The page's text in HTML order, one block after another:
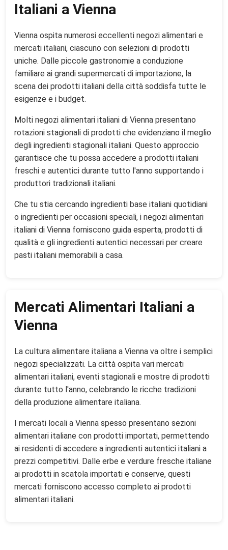
Italiani a Vienna
Vienna ospita numerosi eccellenti negozi alimentari e
mercati italiani, ciascuno con selezioni di prodotti
uniche. Dalle piccole gastronomie a conduzione
familiare ai grandi supermercati di importazione, la
scena dei prodotti italiani della città soddisfa tutte le
esigenze e i budget.
Molti negozi alimentari italiani di Vienna presentano
rotazioni stagionali di prodotti che evidenziano il meglio
degli ingredienti stagionali italiani. Questo approccio
garantisce che tu possa accedere a prodotti italiani
freschi e autentici durante tutto l'anno supportando i
produttori tradizionali italiani.
Che tu stia cercando ingredienti base italiani quotidiani
o ingredienti per occasioni speciali, i negozi alimentari
italiani di Vienna forniscono guida esperta, prodotti di
qualità e gli ingredienti autentici necessari per creare
pasti italiani memorabili a casa.
Mercati Alimentari Italiani a
Vienna
La cultura alimentare italiana a Vienna va oltre i semplici
negozi specializzati. La città ospita vari mercati
alimentari italiani, eventi stagionali e mostre di prodotti
durante tutto l'anno, celebrando le ricche tradizioni
della produzione alimentare italiana.
I mercati locali a Vienna spesso presentano sezioni
alimentari italiane con prodotti importati, permettendo
ai residenti di accedere a ingredienti autentici italiani a
prezzi competitivi. Dalle erbe e verdure fresche italiane
ai prodotti in scatola importati e conserve, questi
mercati forniscono accesso completo ai prodotti
alimentari italiani.